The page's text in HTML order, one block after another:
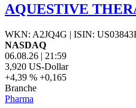
AQUESTIVE
WKN: A2JQ4G | ISIN:
NASDAQ
06.08.26 | 21:59
3,920 US-Dollar
+4,39 % +0,165
Branche
Pharma